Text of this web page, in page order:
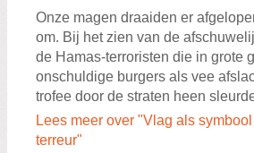
Onze magen draaiden er
om. Bij het zien van de
de Hamas-terroristen die in grote
onschuldige burgers als vee
trofee door de straten heen
Lees meer over "Vlag als
terreur"